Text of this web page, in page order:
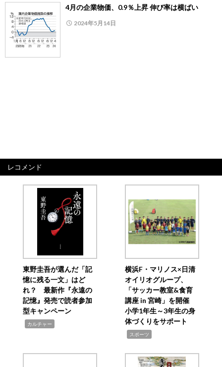
4月の企業物価、0.9％上昇 伸び率は横ばい
2024年5月14日
レコメンド
東野圭吾が選んだ「記
憶に残る一文」はど
れ？ 最新作『永遠の
記憶』発売で読者参加
型キャンペーン
カルチャー
横浜F・マリノス×日清
オイリオグループ、
「サッカー教室&食育
講座 in 宮崎」を開催
小学1年生～3年生の身
体づくりをサポート
スポーツ